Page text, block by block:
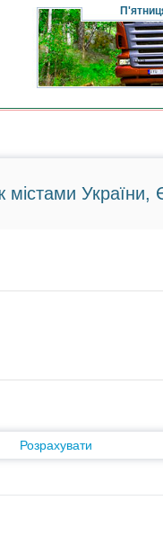
містами України,
Розрахувати